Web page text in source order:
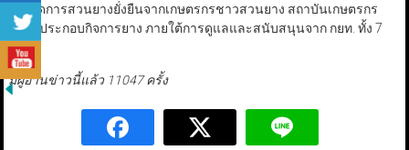
การจัดการสวนยางยั่งยืนจากเกษตรกรชาวสวนยาง สถาบันเกษตรกร
และผู้ประกอบกิจการยาง ภายใต้การดูแลและสนับสนุนจาก กยท. ทั้ง 7
เขต
มีผู้อ่านข่าวนี้แล้ว 11047 ครั้ง